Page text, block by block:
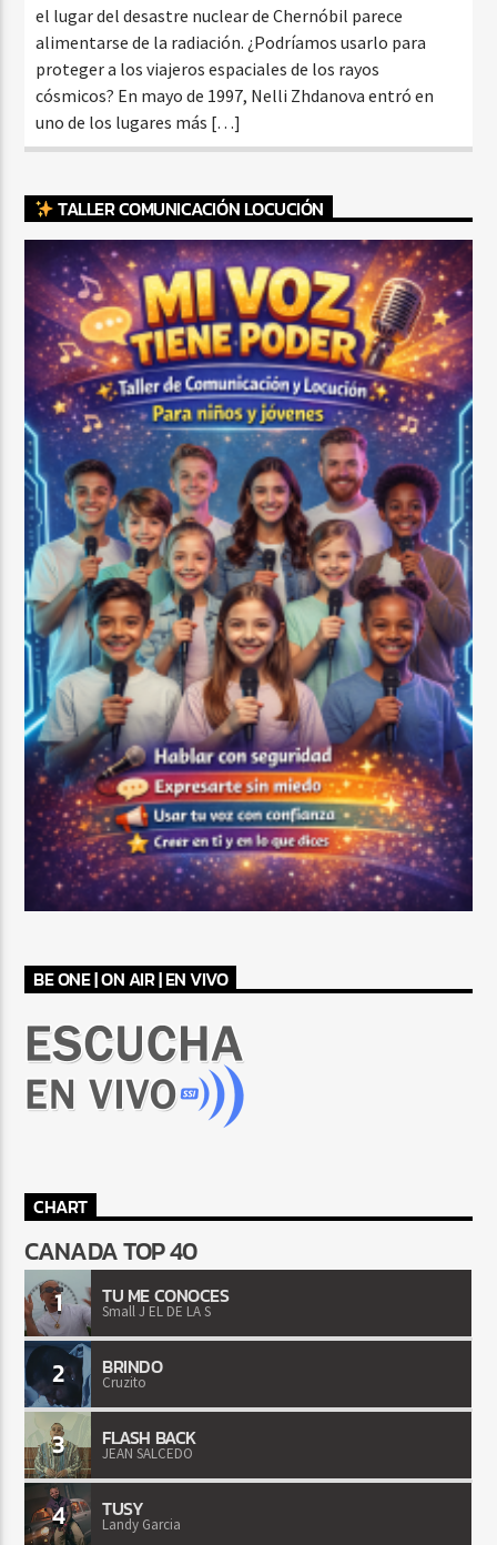
el lugar del desastre nuclear de Chernóbil parece
alimentarse de la radiación. ¿Podríamos usarlo para
proteger a los viajeros espaciales de los rayos
cósmicos? En mayo de 1997, Nelli Zhdanova entró en
uno de los lugares más […]
TALLER COMUNICACIÓN LOCUCIÓN
BE ONE | ON AIR | EN VIVO
CHART
CANADA TOP 40
1 TU ME CONOCES
Small J EL DE LA S
2 BRINDO
Cruzito
3 FLASH BACK
JEAN SALCEDO
4 TUSY
Landy Garcia